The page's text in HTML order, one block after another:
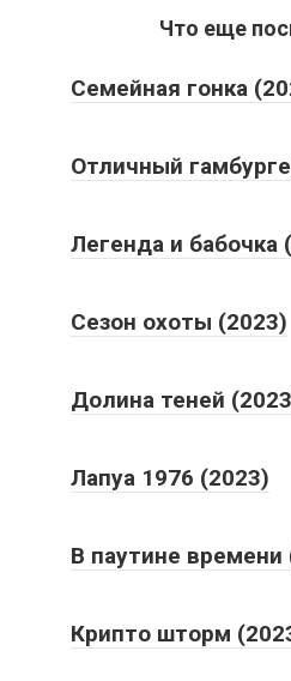
Что еще
Семейная гонка
Отличный
Легенда и бабочка
Сезон охоты (2023)
Долина теней
Лапуа 1976 (2023)
В паутине времени
Крипто шторм